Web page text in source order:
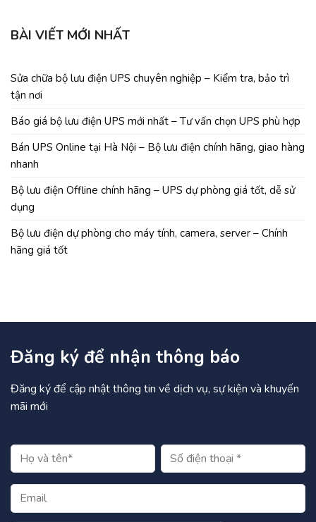
BÀI VIẾT MỚI NHẤT
Sửa chữa bộ lưu điện UPS chuyên nghiệp – Kiểm tra, bảo trì
tận nơi
Báo giá bộ lưu điện UPS mới nhất – Tư vấn chọn UPS phù hợp
Bán UPS Online tại Hà Nội – Bộ lưu điện chính hãng, giao hàng
nhanh
Bộ lưu điện Offline chính hãng – UPS dự phòng giá tốt, dễ sử
dụng
Bộ lưu điện dự phòng cho máy tính, camera, server – Chính
hãng giá tốt
Đăng ký để nhận thông báo
Đăng ký để cập nhật thông tin về dịch vụ, sự kiện và khuyến
mãi mới